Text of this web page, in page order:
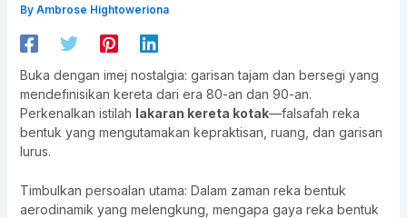
By Ambrose Hightoweriona
Buka dengan imej nostalgia: garisan tajam dan bersegi yang
mendefinisikan kereta dari era 80-an dan 90-an.
Perkenalkan istilah lakaran kereta kotak—falsafah reka
bentuk yang mengutamakan kepraktisan, ruang, dan garisan
lurus.
Timbulkan persoalan utama: Dalam zaman reka bentuk
aerodinamik yang melengkung, mengapa gaya reka bentuk